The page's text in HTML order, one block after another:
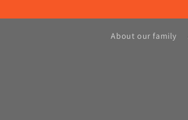
About our family